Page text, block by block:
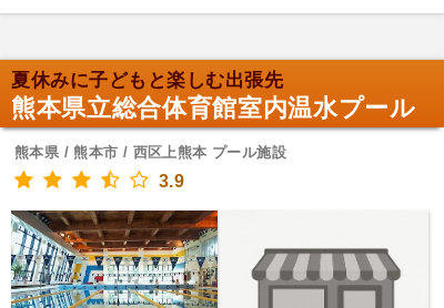
夏休みに子どもと楽しむ出張先
熊本県立総合体育館室内温水プール
熊本県 / 熊本市 / 西区上熊本 プール施設
3.9